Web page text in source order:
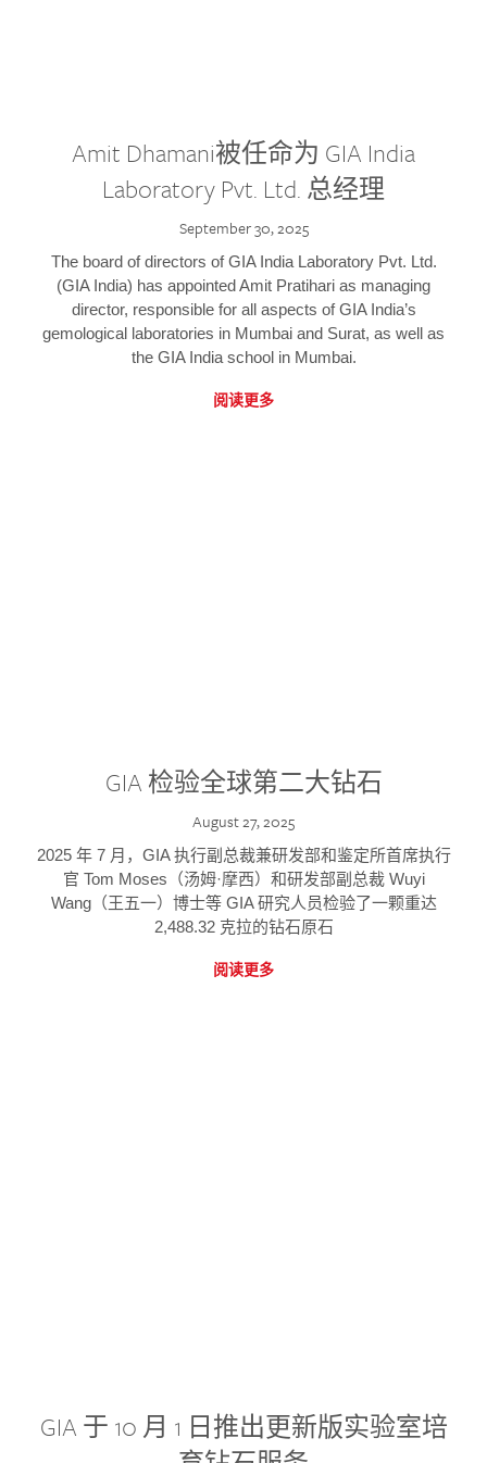
Amit Dhamani被任命为 GIA India
Laboratory Pvt. Ltd. 总经理
September 30, 2025
The board of directors of GIA India Laboratory Pvt. Ltd.
(GIA India) has appointed Amit Pratihari as managing
director, responsible for all aspects of GIA India’s
gemological laboratories in Mumbai and Surat, as well as
the GIA India school in Mumbai.
阅读更多
GIA 检验全球第二大钻石
August 27, 2025
2025 年 7 月，GIA 执行副总裁兼研发部和鉴定所首席执行
官 Tom Moses（汤姆·摩西）和研发部副总裁 Wuyi
Wang（王五一）博士等 GIA 研究人员检验了一颗重达
2,488.32 克拉的钻石原石
阅读更多
GIA 于 10 月 1 日推出更新版实验室培